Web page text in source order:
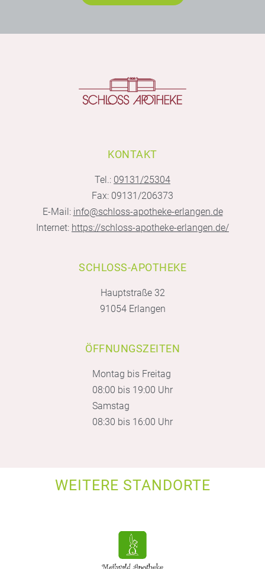
KONTAKT
Tel.: 09131/25304
Fax: 09131/206373
E-Mail: info@schloss-apotheke-erlangen.de
Internet: https://schloss-apotheke-erlangen.de/
SCHLOSS-APOTHEKE
Hauptstraße 32
91054 Erlangen
ÖFFNUNGSZEITEN
Montag bis Freitag
08:00 bis 19:00 Uhr
Samstag
08:30 bis 16:00 Uhr
WEITERE STANDORTE